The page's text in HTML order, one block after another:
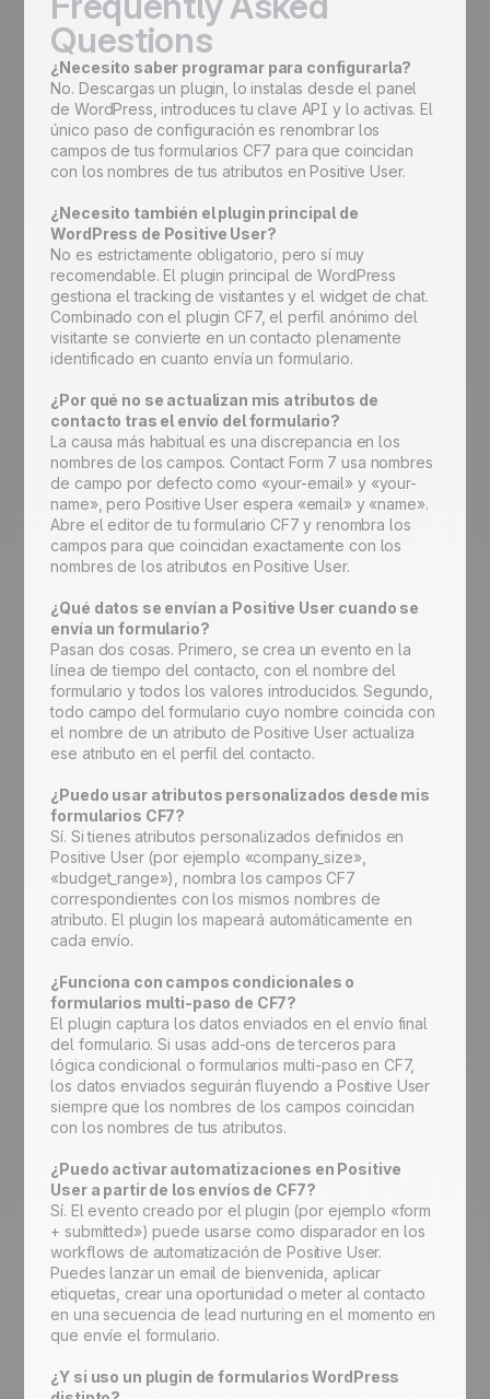
Questions
¿Necesito saber programar para configurarla?
No. Descargas un plugin, lo instalas desde el panel
de WordPress, introduces tu clave API y lo activas. El
único paso de configuración es renombrar los
campos de tus formularios CF7 para que coincidan
con los nombres de tus atributos en Positive User.
¿Necesito también el plugin principal de
WordPress de Positive User?
No es estrictamente obligatorio, pero sí muy
recomendable. El plugin principal de WordPress
gestiona el tracking de visitantes y el widget de chat.
Combinado con el plugin CF7, el perfil anónimo del
visitante se convierte en un contacto plenamente
identificado en cuanto envía un formulario.
¿Por qué no se actualizan mis atributos de
contacto tras el envío del formulario?
La causa más habitual es una discrepancia en los
nombres de los campos. Contact Form 7 usa nombres
de campo por defecto como «your-email» y «your-
name», pero Positive User espera «email» y «name».
Abre el editor de tu formulario CF7 y renombra los
campos para que coincidan exactamente con los
nombres de los atributos en Positive User.
¿Qué datos se envían a Positive User cuando se
envía un formulario?
Pasan dos cosas. Primero, se crea un evento en la
línea de tiempo del contacto, con el nombre del
formulario y todos los valores introducidos. Segundo,
todo campo del formulario cuyo nombre coincida con
el nombre de un atributo de Positive User actualiza
ese atributo en el perfil del contacto.
¿Puedo usar atributos personalizados desde mis
formularios CF7?
Sí. Si tienes atributos personalizados definidos en
Positive User (por ejemplo «company_size»,
«budget_range»), nombra los campos CF7
correspondientes con los mismos nombres de
atributo. El plugin los mapeará automáticamente en
cada envío.
¿Funciona con campos condicionales o
formularios multi-paso de CF7?
El plugin captura los datos enviados en el envío final
del formulario. Si usas add-ons de terceros para
lógica condicional o formularios multi-paso en CF7,
los datos enviados seguirán fluyendo a Positive User
siempre que los nombres de los campos coincidan
con los nombres de tus atributos.
¿Puedo activar automatizaciones en Positive
User a partir de los envíos de CF7?
Sí. El evento creado por el plugin (por ejemplo «form
+ submitted») puede usarse como disparador en los
workflows de automatización de Positive User.
Puedes lanzar un email de bienvenida, aplicar
etiquetas, crear una oportunidad o meter al contacto
en una secuencia de lead nurturing en el momento en
que envíe el formulario.
¿Y si uso un plugin de formularios WordPress